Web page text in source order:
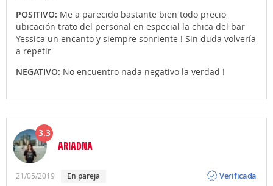
POSITIVO: Me a parecido bastante bien todo precio
ubicación trato del personal en especial la chica del bar
Yessica un encanto y siempre sonriente ! Sin duda volvería
a repetir
NEGATIVO: No encuentro nada negativo la verdad !
3.3
ARIADNA
21/05/2019 en pareja
Verificada